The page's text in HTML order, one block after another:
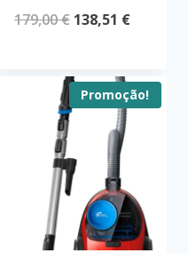
179,00€ 138,51 €
Promoção!